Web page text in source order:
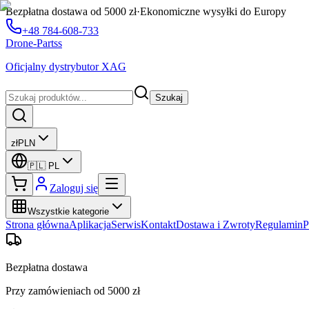
Bezpłatna dostawa od 5000 zł·Ekonomiczne wysyłki do Europy
+48 784-608-733
Drone-Partss
Oficjalny dystrybutor XAG
Szukaj
złPLN
🇵🇱 PL
Zaloguj się
Wszystkie kategorie
Strona głównaAplikacjaSerwisKontaktDostawa i ZwrotyRegulamin
Bezpłatna dostawa
Przy zamówieniach od 5000 zł